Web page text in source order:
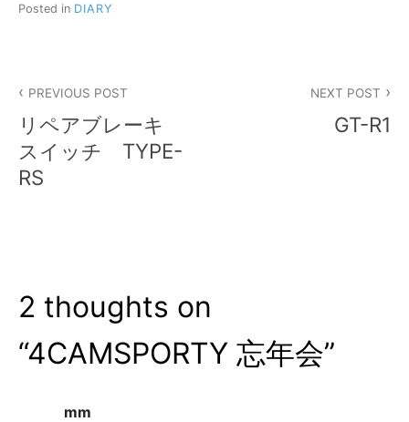
Posted in DIARY
稿
ナ
ビ
ョ
ン
PREVIOUS POST
リペアブレーキ
スイッチ TYPE-
RS
NEXT POST
GT-R1
2 thoughts on
“4CAMSPORTY 忘年会”
mm